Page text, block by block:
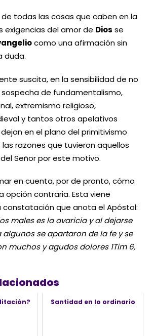
de todas las cosas que caben en la
exigencias del amor de Dios se
como una afirmación sin
duda.
suscita, en la sensibilidad de no
de fundamentalismo,
extremismo religioso,
y tantos otros apelativos
en el plano del primitivismo
razones que tuvieron aquellos
Señor por este motivo.
en cuenta, por de pronto, cómo
opción contraria. Esta viene
constatación que anota el Apóstol:
males es la avaricia y al dejarse
se apartaron de la fe y se
muchos y agudos dolores 1Tim 6,
Santidad en lo ordinario